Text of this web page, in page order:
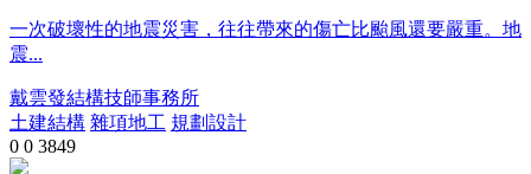
一次破壞性的地震災害，往往帶來的傷亡比颱風還要嚴重。地
震...
戴雲發結構技師事務所
土建結構 雜項地工 規劃設計
0 0 3849